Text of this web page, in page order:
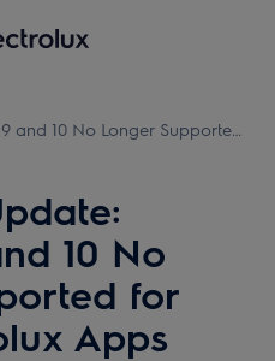
and 10 No Longer Supported
10 No
for
Apps